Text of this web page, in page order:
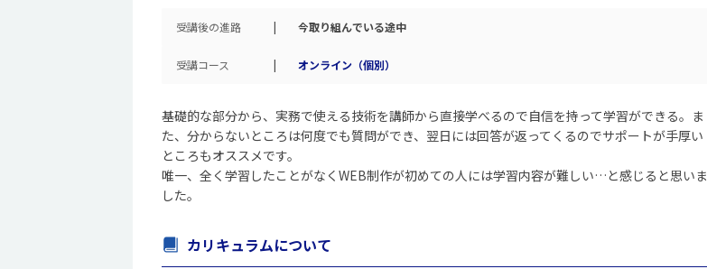
受講後の進路 | 今取り組んでいる途中
受講コース | オンライン（個別）
基礎的な部分から、実務で使える技術を講師から直接学べるので自信を持って学習ができる。ま
た、分からないところは何度でも質問ができ、翌日には回答が返ってくるのでサポートが手厚い
ところもオススメです。
唯一、全く学習したことがなくWEB制作が初めての人には学習内容が難しい…と感じると思いま
した。
カリキュラムについて